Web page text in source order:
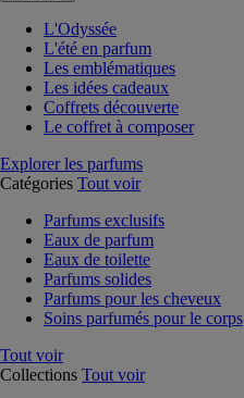
L'Odyssée
L'été en parfum
Les emblématiques
Les idées cadeaux
Coffrets découverte
Le coffret à composer
Explorer les parfums
Catégories Tout voir
Parfums exclusifs
Eaux de parfum
Eaux de toilette
Parfums solides
Parfums pour les cheveux
Soins parfumés pour le corps
Tout voir
Collections Tout voir